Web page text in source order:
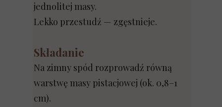
jednolitej masy.
Lekko przestudź — zgęstnieje.
Składanie
Na zimny spód rozprowadź równą
warstwę masy pistacjowej (ok. 0,8–1
cm).